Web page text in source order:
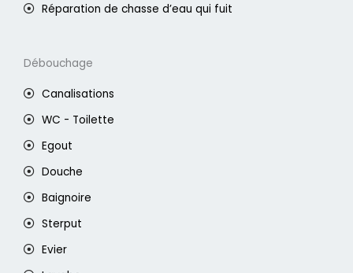
Réparation de chasse d’eau qui fuit
Débouchage
Canalisations
WC - Toilette
Egout
Douche
Baignoire
Sterput
Evier